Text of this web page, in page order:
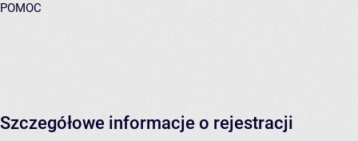
POMOC
Szczegółowe informacje o rejestracji